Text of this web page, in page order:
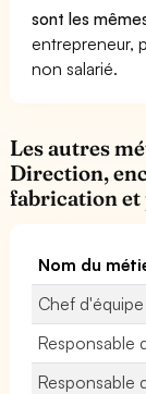
sont les
entrepreneur,
non salarié.
Les autres
Direction,
fabrication
Nom du
Chef
Responsable
Responsable